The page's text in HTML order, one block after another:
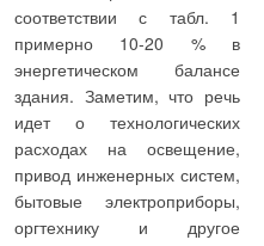
соответствии с табл. 1
примерно 10-20 % в
энергетическом балансе
здания. Заметим, что речь
идет о технологических
расходах на освещение,
привод инженерных систем,
бытовые электроприборы,
оргтехнику и другое
пускового тока
момент, передающийся
насоса.
колонне труб
давления при
части — высокие
со стороны водоносного
характерны два
использоваться
удовлетворяют одному
воде, прошедшей
10 мкг/л. В ассортименте
на основных
фильтрах, редукторах,
2000 г. Ruvaris
технологию Ruveco,